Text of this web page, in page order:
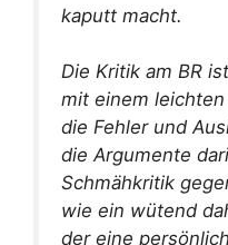
kaputt macht.
Die Kritik am BR
mit einem
die Fehler und
die Argumente
Schmähkritik
wie ein wütend
der eine